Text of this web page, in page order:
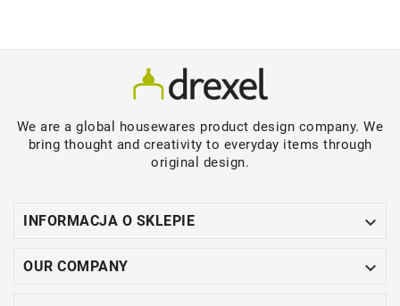
We are a global housewares product design company. We
bring thought and creativity to everyday items through
original design.
INFORMACJA O SKLEPIE 
OUR COMPANY 